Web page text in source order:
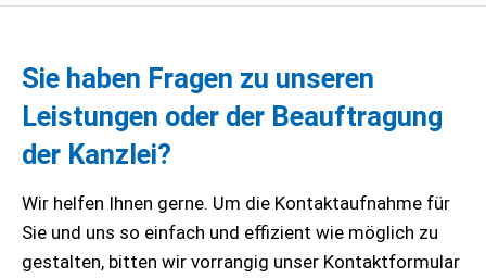
Sie haben Fragen zu unseren
Leistungen oder der Beauftragung
der Kanzlei?
Wir helfen Ihnen gerne. Um die Kontaktaufnahme für
Sie und uns so einfach und effizient wie möglich zu
gestalten, bitten wir vorrangig unser Kontaktformular